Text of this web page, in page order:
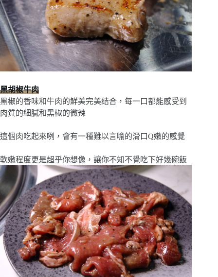
黑胡椒牛肉
黑椒的香味和牛肉的鮮美完美结合，每一口都能感受到
肉質的細膩和黑椒的微辣
這個肉吃起來咧，會有一種難以言喻的滑口Q嫩的感覺
軟嫩程度更是超乎你想像，讓你不知不覺吃下好幾碗飯